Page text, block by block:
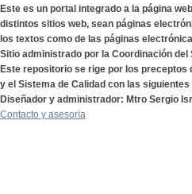
Este es un portal integrado a la página
distintos sitios web, sean páginas
los textos como de las páginas
Sitio administrado por la Coordinación del
Este repositorio se rige por los
y el Sistema de Calidad con las
Diseñador y administrador: Mtro Sergio
Contacto y asesoría